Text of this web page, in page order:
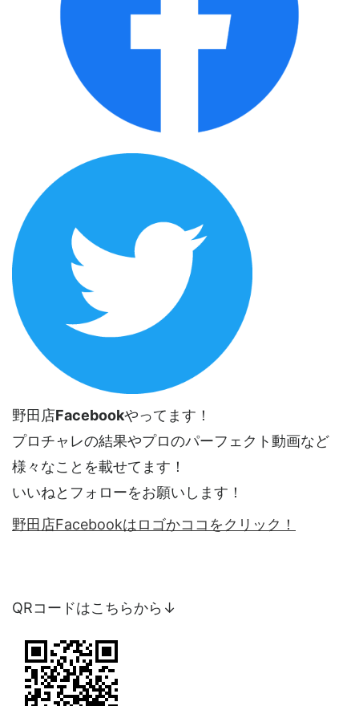
野田店Facebookやってます！
プロチャレの結果やプロのパーフェクト動画など
様々なことを載せてます！
いいねとフォローをお願いします！
野田店Facebookはロゴかココをクリック！
QRコードはこちらから↓